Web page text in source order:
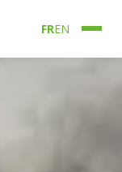
FREN